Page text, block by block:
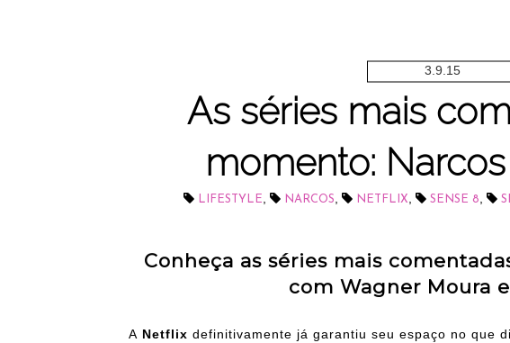
3.9.15
As séries mais
momento:
LIFESTYLE NARCOS NETFLIX SENSE 8
Conheça as séries mais
com Wagner Moura
A Netflix definitivamente já garantiu seu espaço no que